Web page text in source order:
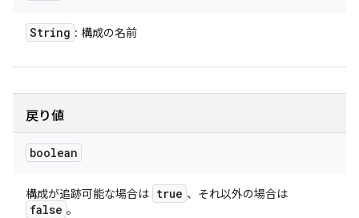
String : 構成の名前
戻り値
boolean
構成が追跡可能な場合は true 、それ以外の場合は
false 。